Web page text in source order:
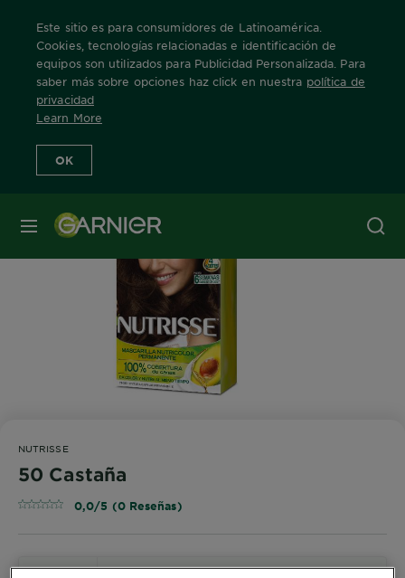
Este sitio es para consumidores de Latinoamérica.
Cookies, tecnologías relacionadas e identificación de
equipos son utilizados para Publicidad Personalizada. Para
saber más sobre opciones haz click en nuestra política de
privacidad
Learn More
OK
MENÚ
Home Nuestras Marcas
NUTRISSE
50 Castaña
0,0/5 (0 Reseñas)